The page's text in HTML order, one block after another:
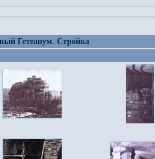
Гетеанум. Стройка